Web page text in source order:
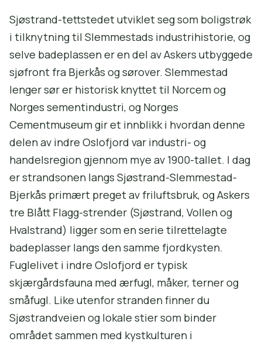
Sjøstrand-tettstedet utviklet seg som boligstrøk
i tilknytning til Slemmestads industrihistorie, og
selve badeplassen er en del av Askers utbyggede
sjøfront fra Bjerkås og sørover. Slemmestad
lenger sør er historisk knyttet til Norcem og
Norges sementindustri, og Norges
Cementmuseum gir et innblikk i hvordan denne
delen av indre Oslofjord var industri- og
handelsregion gjennom mye av 1900-tallet. I dag
er strandsonen langs Sjøstrand-Slemmestad-
Bjerkås primært preget av friluftsbruk, og Askers
tre Blått Flagg-strender (Sjøstrand, Vollen og
Hvalstrand) ligger som en serie tilrettelagte
badeplasser langs den samme fjordkysten.
Fuglelivet i indre Oslofjord er typisk
skjærgårdsfauna med ærfugl, måker, terner og
småfugl. Like utenfor stranden finner du
Sjøstrandveien og lokale stier som binder
området sammen med kystkulturen i